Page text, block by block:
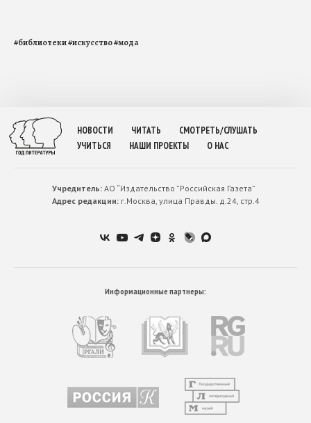
#библиотеки#искусство#мода
НОВОСТИ ЧИТАТЬ
СМОТРЕТЬ/СЛУШАТЬ
УЧИТЬСЯ
НАШИ ПРОЕКТЫ О НАС
Учредитель:АО “Издательство ”Российская Газета”
Адрес редакции:г.Москва, улица Правды. д.24, стр.4
Информационные партнеры: